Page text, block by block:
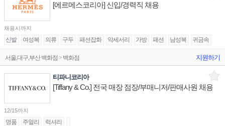
[에르메스코리아] 신입/경력직 채용
채용시까지
신발 여성복 의류 구두 패션잡화 악세서리 가방 패션 남성복 귀금속
서울,대구,부산 백화점 > 백화점 지원하기
티파니코리아
[Tiffany & Co.] 전국 매장 점장/부매니저/판매사원 채용
12/15까지
명품 주얼리 럭셔리